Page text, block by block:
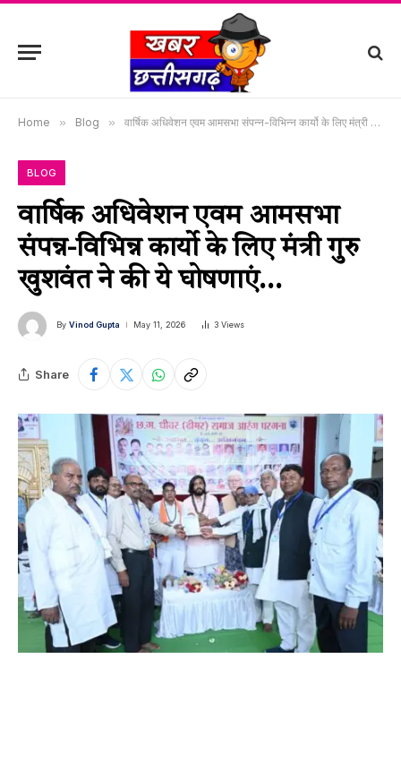
Home » Blog » वार्षिक अधिवेशन एवम आमसभा संपन्न-विभिन्न कार्यो के लिए मंत्री गुरु खुशवंत ने की ये घोषणाएं…
BLOG
वार्षिक अधिवेशन एवम आमसभा
संपन्न-विभिन्न कार्यो के लिए मंत्री गुरु
खुशवंत ने की ये घोषणाएं…
By Vinod Gupta May 11, 2026 3 Views
Share